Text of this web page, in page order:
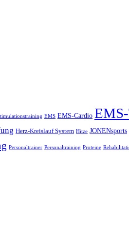
EMS EMS-Cardio
Herz-Kreislauf System Hitze JONENsports
Personaltrainer Personaltraining Proteine